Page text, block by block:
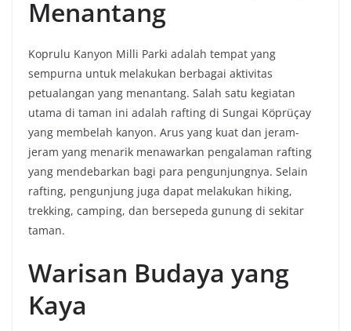
Menantang
Koprulu Kanyon Milli Parki adalah tempat yang
sempurna untuk melakukan berbagai aktivitas
petualangan yang menantang. Salah satu kegiatan
utama di taman ini adalah rafting di Sungai Köprüçay
yang membelah kanyon. Arus yang kuat dan jeram-
jeram yang menarik menawarkan pengalaman rafting
yang mendebarkan bagi para pengunjungnya. Selain
rafting, pengunjung juga dapat melakukan hiking,
trekking, camping, dan bersepeda gunung di sekitar
taman.
Warisan Budaya yang
Kaya